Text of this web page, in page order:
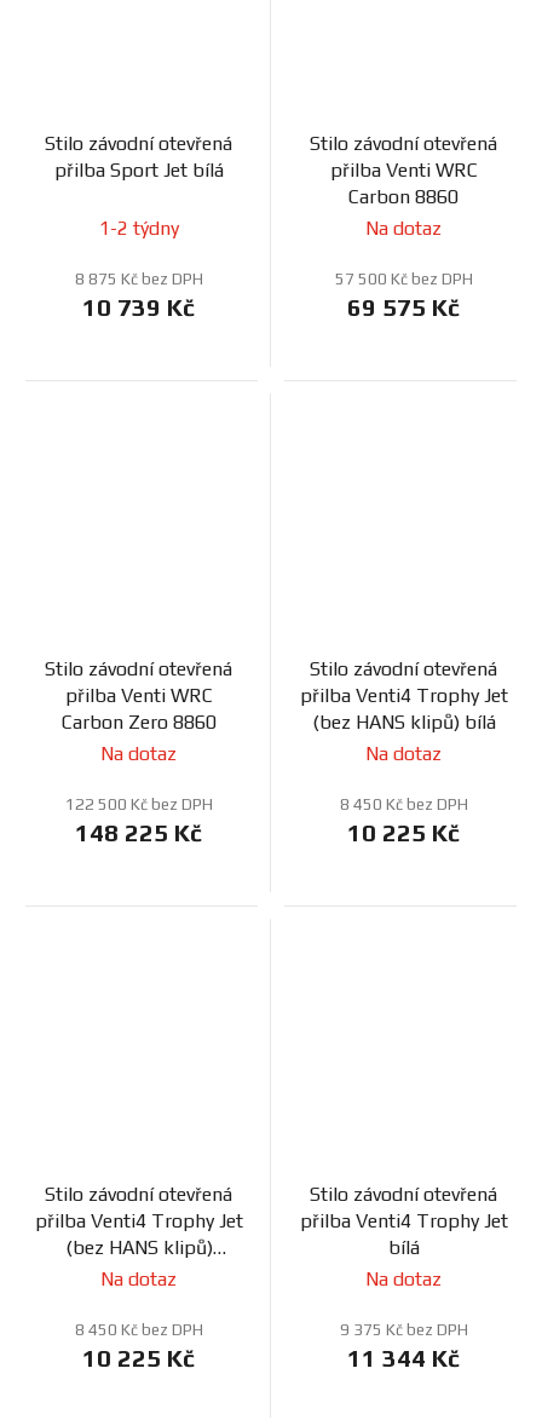
Stilo závodní otevřená
přilba Sport Jet bílá
1-2 týdny
8 875 Kč bez DPH
10 739 Kč
Stilo závodní otevřená
přilba Venti WRC
Carbon 8860
Na dotaz
57 500 Kč bez DPH
69 575 Kč
Stilo závodní otevřená
přilba Venti WRC
Carbon Zero 8860
Na dotaz
122 500 Kč bez DPH
148 225 Kč
Stilo závodní otevřená
přilba Venti4 Trophy Jet
(bez HANS klipů) bílá
Na dotaz
8 450 Kč bez DPH
10 225 Kč
Stilo závodní otevřená
přilba Venti4 Trophy Jet
(bez HANS klipů)
titanová
Na dotaz
8 450 Kč bez DPH
10 225 Kč
Stilo závodní otevřená
přilba Venti4 Trophy Jet
bílá
Na dotaz
9 375 Kč bez DPH
11 344 Kč